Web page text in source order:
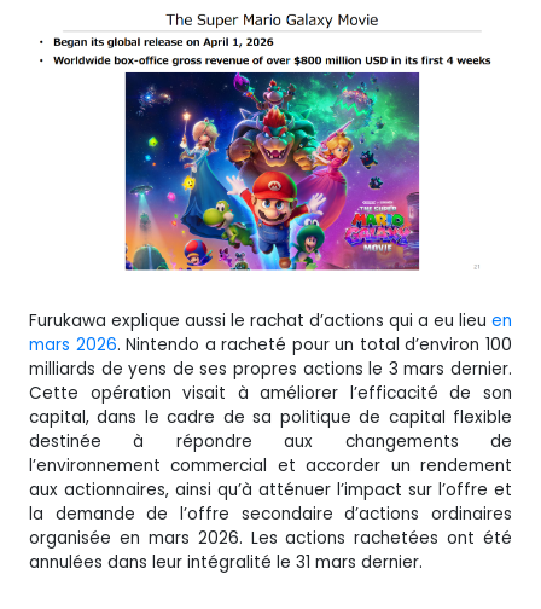
Furukawa explique aussi le rachat d’actions qui a eu lieu en
mars 2026. Nintendo a racheté pour un total d’environ 100
milliards de yens de ses propres actions le 3 mars dernier.
Cette opération visait à améliorer l’efficacité de son
capital, dans le cadre de sa politique de capital flexible
destinée à répondre aux changements de
l’environnement commercial et accorder un rendement
aux actionnaires, ainsi qu’à atténuer l’impact sur l’offre et
la demande de l’offre secondaire d’actions ordinaires
organisée en mars 2026. Les actions rachetées ont été
annulées dans leur intégralité le 31 mars dernier.